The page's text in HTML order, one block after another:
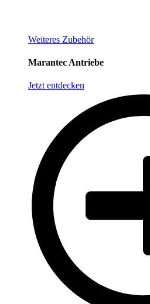
Weiteres Zubehör
Marantec Antriebe
Jetzt entdecken